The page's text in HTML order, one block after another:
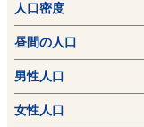
人口密度
昼間の人口
男性人口
女性人口